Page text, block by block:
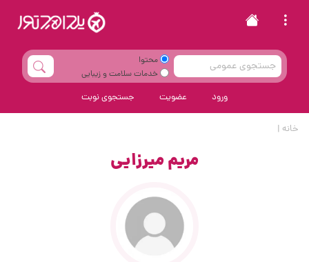
محتوا
خدمات سلامت و زیبایی
ورود عضویت جستجوی نوبت
خانه |
مریم میرزایی